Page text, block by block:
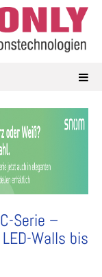
Serie –
Walls bis